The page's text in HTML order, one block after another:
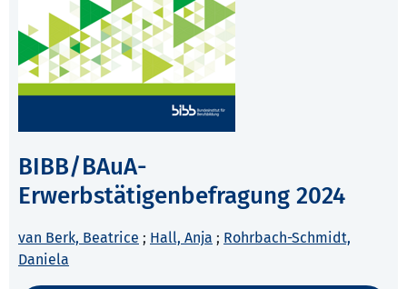
BIBB/BAuA-
Erwerbstätigenbefragung 2024
van Berk, Beatrice ; Hall, Anja ; Rohrbach-Schmidt,
Daniela